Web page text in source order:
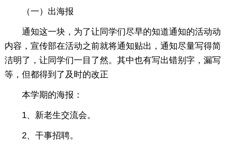
（一）出海报
通知这一块，为了让同学们尽早的知道通知的活动动
内容，宣传部在活动之前就将通知贴出，通知尽量写得简
洁明了，让同学们一目了然。其中也有写出错别字，漏写
等，但都得到了及时的改正
本学期的海报：
1、新老生交流会。
2、干事招聘。